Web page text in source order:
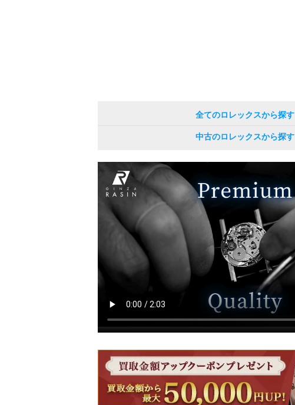
全てのロレックスから探す
中古のロレックスから探す